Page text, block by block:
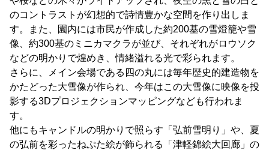
のコントラストが幻想的で詩情豊かな空間を作り出しま
す。また、園内には市民が作成した約200基の雪燈籠や雪
像、約300基のミニカマクラが並び、それぞれがロウソク
などの明かりで煌めき、情緒溢れる光で彩られます。
さらに、メイン会場である四の丸には毎年歴史的建造物を
かたどった大雪像が作られ、今年はこの大雪像に映像を投
影する3Dプロジェクションマッピングなども行われま
す。
他にもキャンドルの明かりで照らす「弘前雪明り」や、夏
の弘前を彩ったねぷた絵が飾られる「津軽錦絵大回廊」の